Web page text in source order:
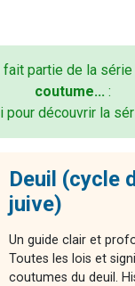
partie de la série
coutume... :
pour découvrir la
Deuil (cycle
juive)
Un guide clair et
Toutes les lois et
coutumes du deuil.